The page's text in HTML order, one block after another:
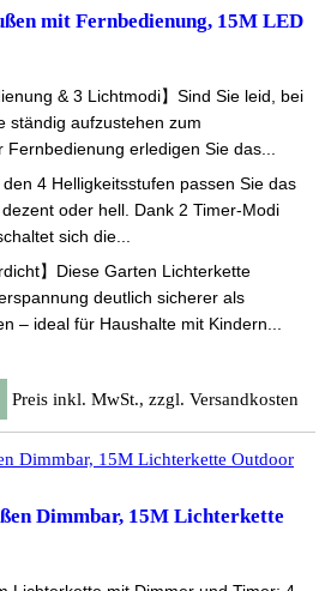
mit Fernbedienung, 15M LED
& 3 Lichtmodi】Sind Sie leid, bei
ständig aufzustehen zum
erledigen Sie das...
den 4 Helligkeitsstufen passen Sie das
oder hell. Dank 2 Timer-Modi
sich die...
】Diese Garten Lichterkette
deutlich sicherer als
– ideal für Haushalte mit Kindern...
Preis inkl. MwSt., zzgl. Versandkosten
Dimmbar, 15M Lichterkette